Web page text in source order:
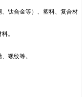
钛合金等）、塑料、复合材
。
螺纹等。